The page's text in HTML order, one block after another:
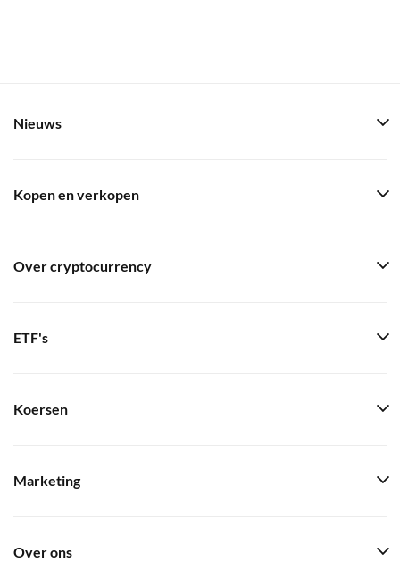
Nieuws
Kopen en verkopen
Over cryptocurrency
ETF's
Koersen
Marketing
Over ons